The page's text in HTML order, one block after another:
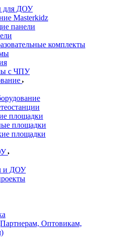
для ДОУ
Masterkidz
панели
комплекты
с ЧПУ
площадки
площадки
площадки
и ДОУ
Оптовикам,